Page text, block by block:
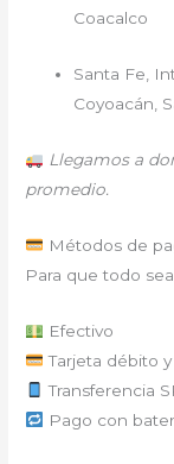
Coacalco
Santa Fe,
Coyoacán,
Llegamos a
promedio.
Métodos de
Para que todo
Efectivo
Tarjeta débito
Transferencia
Pago con